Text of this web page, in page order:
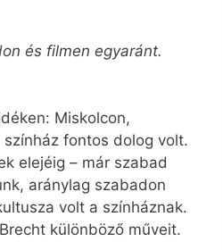
és filmen egyaránt.
Miskolcon,
fontos dolog volt.
elejéig – már szabad
aránylag szabadon
volt a színháznak.
különböző műveit.